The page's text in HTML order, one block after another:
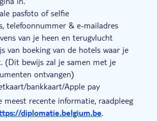
pasfoto of selfie
telefoonnummer & e-mailadres
van je heen en terugvlucht
van boeking van de hotels waar je
(Dit bewijs zal je samen met je
ontvangen)
bankkaart/Apple pay
meest recente informatie, raadpleeg
diplomatie.belgium.be.